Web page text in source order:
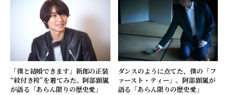
「僕と結婚できます」新郎の正装
“紋付き袴”を着てみた。阿部顕嵐
が語る「あらん限りの歴史愛」
ダンスのように点てた、僕の「フ
ァースト・ティー」。阿部顕嵐が
語る「あらん限りの歴史愛」